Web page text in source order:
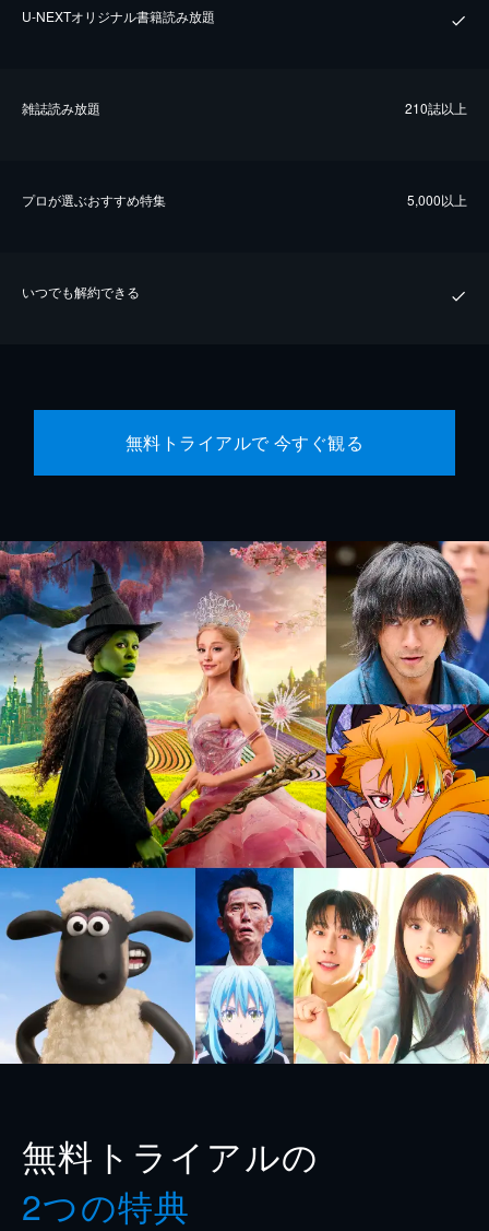
U-NEXTオリジナル書籍読み放題
雑誌読み放題 210誌以上
プロが選ぶおすすめ特集 5,000以上
いつでも解約できる
無料トライアルで 今すぐ観る
無料トライアルの
2つの特典